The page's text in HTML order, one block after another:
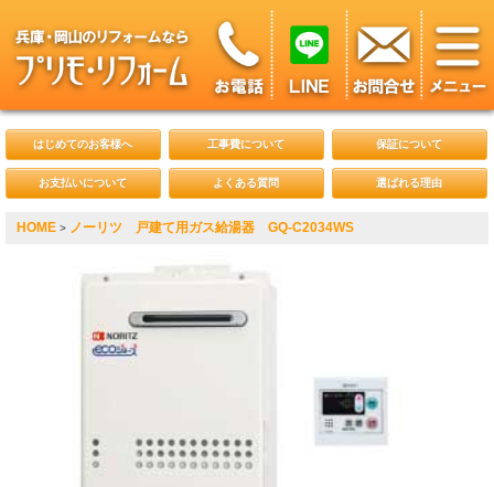
はじめてのお客様へ 工事費について 保証について
お支払いについて よくある質問 選ばれる理由
HOME > ノーリツ 戸建て用ガス給湯器 GQ-C2034WS